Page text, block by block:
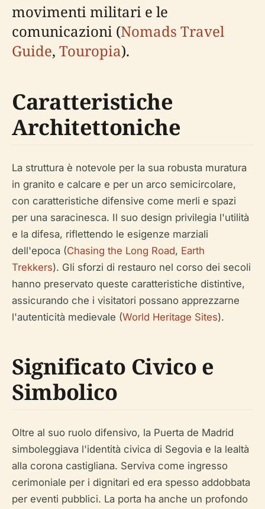
movimenti militari e le
comunicazioni (Nomads Travel
Guide, Touropia).
Caratteristiche
Architettoniche
La struttura è notevole per la sua robusta muratura
in granito e calcare e per un arco semicircolare,
con caratteristiche difensive come merli e spazi
per una saracinesca. Il suo design privilegia l'utilità
e la difesa, riflettendo le esigenze marziali
dell'epoca (Chasing the Long Road, Earth
Trekkers). Gli sforzi di restauro nel corso dei secoli
hanno preservato queste caratteristiche distintive,
assicurando che i visitatori possano apprezzarne
l'autenticità medievale (World Heritage Sites).
Significato Civico e
Simbolico
Oltre al suo ruolo difensivo, la Puerta de Madrid
simboleggiava l'identità civica di Segovia e la lealtà
alla corona castigliana. Serviva come ingresso
cerimoniale per i dignitari ed era spesso addobbata
per eventi pubblici. La porta ha anche un profondo